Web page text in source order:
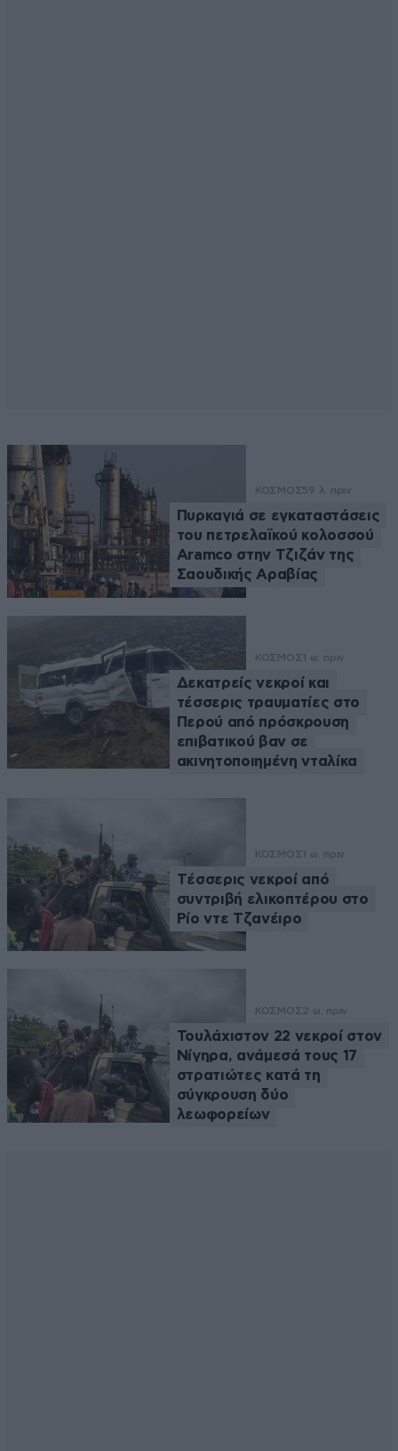
ΚΟΣΜΟΣ59 λ. πριν
Πυρκαγιά σε εγκαταστάσεις
του πετρελαϊκού κολοσσού
Aramco στην Τζιζάν της
Σαουδικής Αραβίας
ΚΟΣΜΟΣ 1 ω. πριν
Δεκατρείς νεκροί και
τέσσερις τραυματίες στο
Περού από πρόσκρουση
επιβατικού βαν σε
ακινητοποιημένη νταλίκα
ΚΟΣΜΟΣ 1 ω. πριν
Tέσσερις νεκροί από
συντριβή ελικοπτέρου στο
Ρίο ντε Τζανέιρο
ΚΟΣΜΟΣ2 ω. πριν
Τουλάχιστον 22 νεκροί στον
Νίγηρα, ανάμεσά τους 17
στρατιώτες κατά τη
σύγκρουση δύο
λεωφορείων